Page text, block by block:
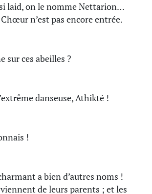
laid, on le nomme Nettarion…
n’est pas encore entrée.
sur ces abeilles ?
danseuse, Athikté !
!
a bien d’autres noms !
de leurs parents ; et les